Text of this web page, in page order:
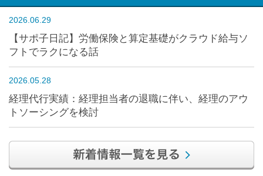
2026.06.29
【サポ子日記】労働保険と算定基礎がクラウド給与ソ
フトでラクになる話
2026.05.28
経理代行実績：経理担当者の退職に伴い、経理のアウ
トソーシングを検討